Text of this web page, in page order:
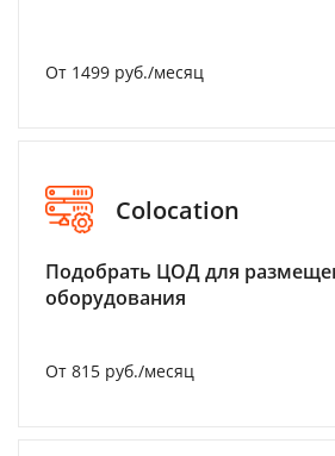
От 1499 руб./месяц
Colocation
Подобрать ЦОД для
оборудования
От 815 руб./месяц